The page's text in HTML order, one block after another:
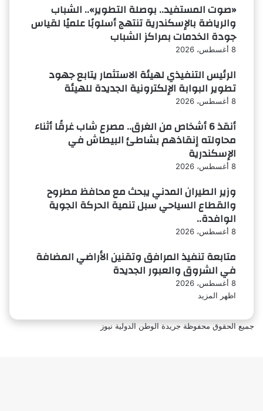
«صوت المستفيد.. بوصلة التطوير».. الشباب
والرياضة بالإسكندرية تنتهج أسلوبًا علميًا لقياس
جودة الخدمات بمراكز الشباب
8 أغسطس، 2026
الرئيس التنفيذي لهيئة الاستثمار يتابع جهود
تطوير البوابة الإلكترونية الجديدة للهيئة
8 أغسطس، 2026
أنقذ 6 أشخاص من الغرق.. مصرع شاب غرقًا أثناء
محاولته إنقاذهم بشاطئ البيطاش في
الإسكندرية
8 أغسطس، 2026
وزير الطيران المدني يبحث مع محافظ مطروح
والقطاع السياحي سبل تنمية الحركة الجوية
الوافدة..
8 أغسطس، 2026
متابعة تنفيذ المرافق وتقنين الأراضي المضافة
في الشروق والعبور الجديدة
8 أغسطس، 2026
اظهر المزيد
جميع الحقوق محفوظة جريدة الوطن الدولية نيوز